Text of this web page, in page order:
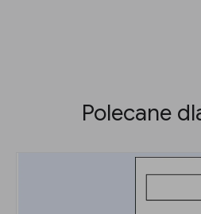
Polecane